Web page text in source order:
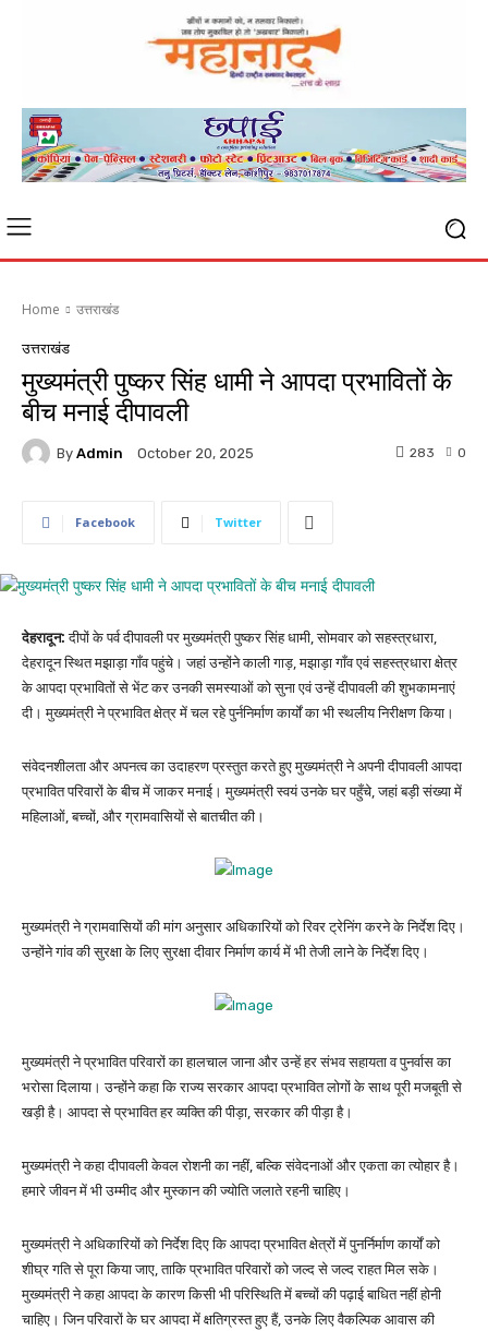
Home उत्तराखंड
उत्तराखंड
मुख्यमंत्री पुष्कर सिंह धामी ने आपदा प्रभावितों के
बीच मनाई दीपावली
By Admin October 20, 2025 0
283
Facebook Twitter
देहरादून:दीपों के पर्व दीपावली पर मुख्यमंत्री पुष्कर सिंह धामी, सोमवार को सहस्त्रधारा,
देहरादून स्थित मझाड़ा गाँव पहुंचे। जहां उन्होंने काली गाड़, मझाड़ा गाँव एवं सहस्त्रधारा क्षेत्र
के आपदा प्रभावितों से भेंट कर उनकी समस्याओं को सुना एवं उन्हें दीपावली की शुभकामनाएं
दी। मुख्यमंत्री ने प्रभावित क्षेत्र में चल रहे पुर्ननिर्माण कार्यों का भी स्थलीय निरीक्षण किया।
संवेदनशीलता और अपनत्व का उदाहरण प्रस्तुत करते हुए मुख्यमंत्री ने अपनी दीपावली आपदा
प्रभावित परिवारों के बीच में जाकर मनाई। मुख्यमंत्री स्वयं उनके घर पहुँचे, जहां बड़ी संख्या में
महिलाओं, बच्चों, और ग्रामवासियों से बातचीत की।
मुख्यमंत्री ने ग्रामवासियों की मांग अनुसार अधिकारियों को रिवर ट्रेनिंग करने के निर्देश दिए।
उन्होंने गांव की सुरक्षा के लिए सुरक्षा दीवार निर्माण कार्य में भी तेजी लाने के निर्देश दिए।
मुख्यमंत्री ने प्रभावित परिवारों का हालचाल जाना और उन्हें हर संभव सहायता व पुनर्वास का
भरोसा दिलाया। उन्होंने कहा कि राज्य सरकार आपदा प्रभावित लोगों के साथ पूरी मजबूती से
खड़ी है। आपदा से प्रभावित हर व्यक्ति की पीड़ा, सरकार की पीड़ा है।
मुख्यमंत्री ने कहा दीपावली केवल रोशनी का नहीं, बल्कि संवेदनाओं और एकता का त्योहार है।
हमारे जीवन में भी उम्मीद और मुस्कान की ज्योति जलाते रहनी चाहिए।
मुख्यमंत्री ने अधिकारियों को निर्देश दिए कि आपदा प्रभावित क्षेत्रों में पुनर्निर्माण कार्यों को
शीघ्र गति से पूरा किया जाए, ताकि प्रभावित परिवारों को जल्द से जल्द राहत मिल सके।
मुख्यमंत्री ने कहा आपदा के कारण किसी भी परिस्थिति में बच्चों की पढ़ाई बाधित नहीं होनी
चाहिए। जिन परिवारों के घर आपदा में क्षतिग्रस्त हुए हैं, उनके लिए वैकल्पिक आवास की